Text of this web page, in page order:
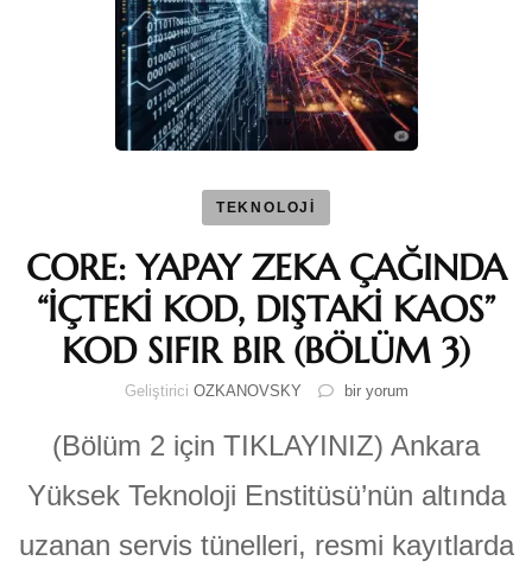
TEKNOLOJİ
CORE: YAPAY ZEKA ÇAĞINDA
“İÇTEKİ KOD, DIŞTAKİ KAOS”
KOD SIFIR BIR (BÖLÜM 3)
Geliştirici OZKANOVSKY
CORE:
ZEKA
ÇAĞINDA
“İÇTEKİ
KOD,
DIŞTAKİ
KAOS”
bir yorum
(Bölüm 2 için TIKLAYINIZ) Ankara
Yüksek Teknoloji Enstitüsü’nün altında
uzanan servis tünelleri, resmi kayıtlarda